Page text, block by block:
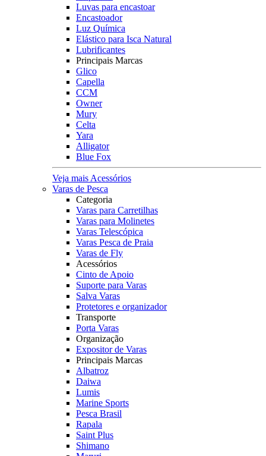
Luvas para encastoar
Encastoador
Luz Química
Elástico para Isca Natural
Lubrificantes
Principais Marcas
Glico
Capella
CCM
Owner
Mury
Celta
Yara
Alligator
Blue Fox
Veja mais Acessórios
Varas de Pesca
Categoria
Varas para Carretilhas
Varas para Molinetes
Varas Telescópica
Varas Pesca de Praia
Varas de Fly
Acessórios
Cinto de Apoio
Suporte para Varas
Salva Varas
Protetores e organizador
Transporte
Porta Varas
Organização
Expositor de Varas
Principais Marcas
Albatroz
Daiwa
Lumis
Marine Sports
Pesca Brasil
Rapala
Saint Plus
Shimano